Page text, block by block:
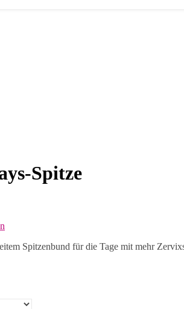
Spitze
Spitzenbund für die Tage mit mehr